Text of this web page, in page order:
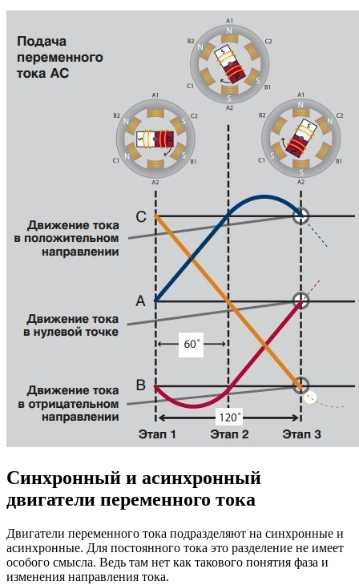
Синхронный и асинхронный
двигатели переменного тока
Двигатели переменного тока подразделяют на синхронные и
асинхронные. Для постоянного тока это разделение не имеет
особого смысла. Ведь там нет как такового понятия фаза и
изменения направления тока.